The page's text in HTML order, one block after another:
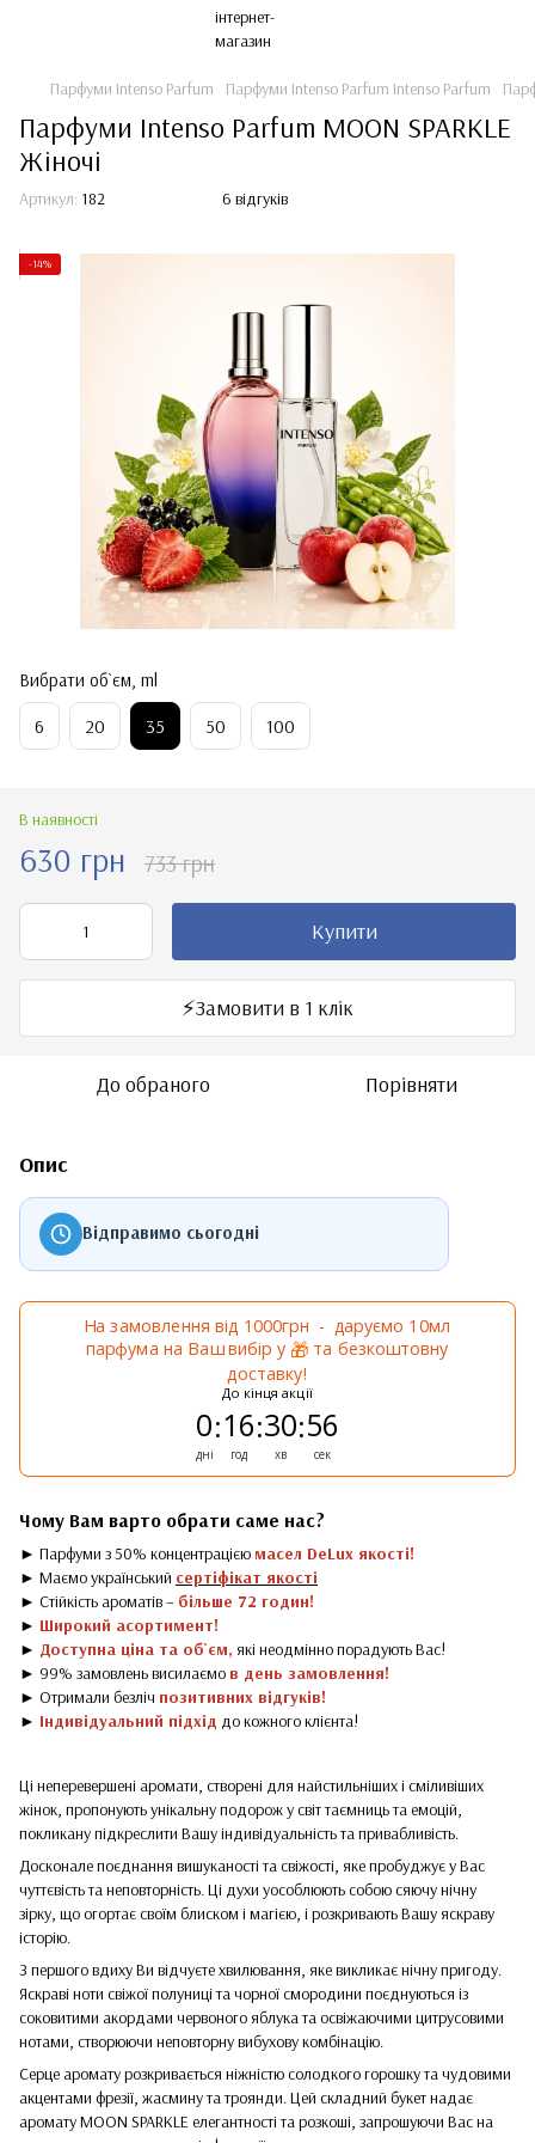
Парфуми Intenso Parfum Парфуми Intenso Parfum Intenso Parfum
Парфуми Intenso Parfum MOON SPARKLE
Жіночі
Артикул: 182 6 відгуків
-14%
Вибрати об`єм, ml
6 20 35 50 100
В наявності
630 грн 733 грн
Купити
⚡️Замовити в 1 клік
До обраного Порівняти
Опис
Відправимо сьогодні
На замовлення від 1000грн - даруємо 10мл
парфума на Ваш вибір у 🎁 та безкоштовну
доставку!
До кінця акції
0
дні
:16
год
:30
хв
:56
сек
Чому Вам варто обрати саме нас?
► Парфуми з 50% концентрацією масел DeLux якості!
► Маємо український сертіфікат якості
► Стійкість ароматів – більше 72 годин!
► Широкий асортимент!
► Доступна ціна та об`єм, які неодмінно порадують Вас!
► 99% замовлень висилаємо в день замовлення!
► Отримали безліч позитивних відгуків!
► Індивідуальний підхід до кожного клієнта!
Ці неперевершені аромати, створені для найстильніших і сміливіших
жінок, пропонують унікальну подорож у світ таємниць та емоцій,
покликану підкреслити Вашу індивідуальність та привабливість.
Досконале поєднання вишуканості та свіжості, яке пробуджує у Вас
чуттєвість та неповторність. Ці духи уособлюють собою сяючу нічну
зірку, що огортає своїм блиском і магією, і розкривають Вашу яскраву
історію.
З першого вдиху Ви відчуєте хвилювання, яке викликає нічну пригоду.
Яскраві ноти свіжої полуниці та чорної смородини поєднуються із
соковитими акордами червоного яблука та освіжаючими цитрусовими
нотами, створюючи неповторну вибухову комбінацію.
Серце аромату розкривається ніжністю солодкого горошку та чудовими
акцентами фрезії, жасмину та троянди. Цей складний букет надає
аромату MOON SPARKLE елегантності та розкоші, запрошуючи Вас на